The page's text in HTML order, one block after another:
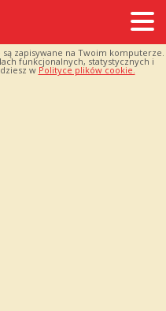
zapisywane na Twoim komputerze.
funkcjonalnych, statystycznych i
w Polityce plików cookie.